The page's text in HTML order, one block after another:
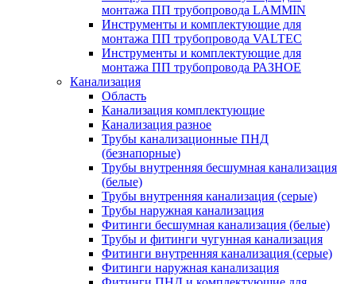
монтажа ПП трубопровода LAMMIN
Инструменты и комплектующие для
монтажа ПП трубопровода VALTEC
Инструменты и комплектующие для
монтажа ПП трубопровода РАЗНОЕ
Канализация
Область
Канализация комплектующие
Канализация разное
Трубы канализационные ПНД
(безнапорные)
Трубы внутренняя бесшумная канализация
(белые)
Трубы внутренняя канализация (серые)
Трубы наружная канализация
Фитинги бесшумная канализация (белые)
Трубы и фитинги чугунная канализация
Фитинги внутренняя канализация (серые)
Фитинги наружная канализация